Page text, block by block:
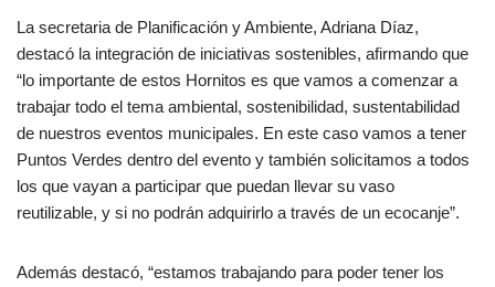
La secretaria de Planificación y Ambiente, Adriana Díaz,
destacó la integración de iniciativas sostenibles, afirmando que
“lo importante de estos Hornitos es que vamos a comenzar a
trabajar todo el tema ambiental, sostenibilidad, sustentabilidad
de nuestros eventos municipales. En este caso vamos a tener
Puntos Verdes dentro del evento y también solicitamos a todos
los que vayan a participar que puedan llevar su vaso
reutilizable, y si no podrán adquirirlo a través de un ecocanje”.
Además destacó, “estamos trabajando para poder tener los